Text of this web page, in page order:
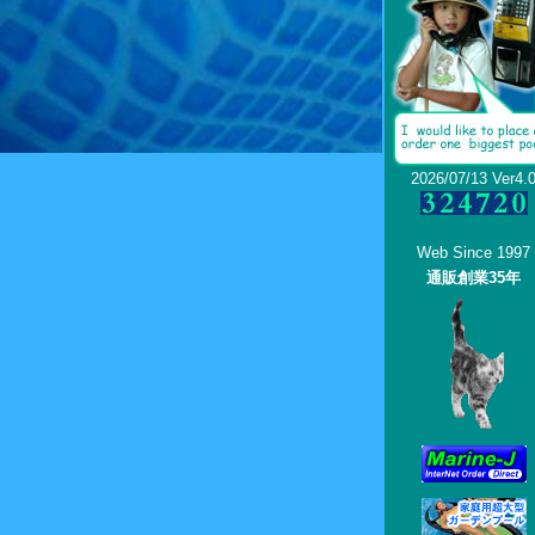
2026/07/13 Ver4.0
Web Since 1997
通販創業35年